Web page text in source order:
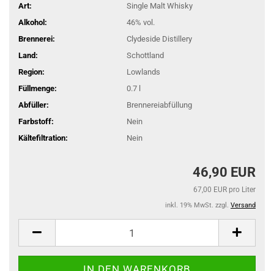
Art:
Single Malt Whisky
Alkohol:
46% vol.
Brennerei:
Clydeside Distillery
Land:
Schottland
Region:
Lowlands
Füllmenge:
0.7 l
Abfüller:
Brennereiabfüllung
Farbstoff:
Nein
Kältefiltration:
Nein
46,90 EUR
67,00 EUR pro Liter
inkl. 19% MwSt. zzgl. Versand